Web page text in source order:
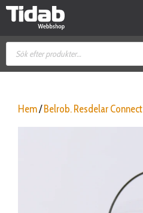
Hoppa
Produktsökning
Hem/ Belrob. Resdelar Connect